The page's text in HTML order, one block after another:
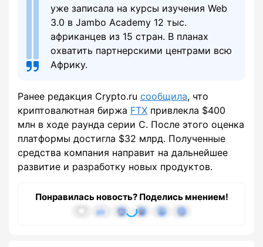
уже записала на курсы изучения Web
3.0 в Jambo Academy 12 тыс.
африканцев из 15 стран. В планах
охватить партнерскими центрами всю
Африку.
Ранее редакция Crypto.ru сообщила, что
криптовалютная биржа FTX привлекла $400
млн в ходе раунда серии С. После этого оценка
платформы достигла $32 млрд. Полученные
средства компания направит на дальнейшее
развитие и разработку новых продуктов.
Понравилась новость? Поделись мнением!